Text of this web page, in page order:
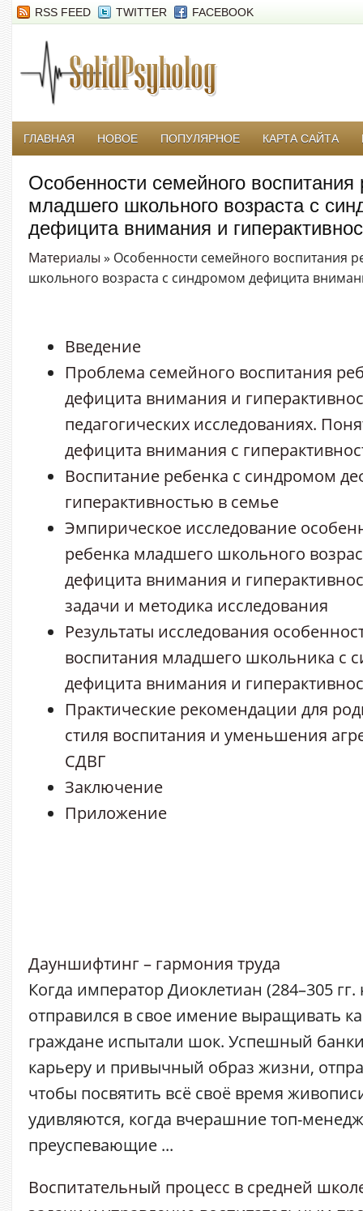
RSS FEED TWITTER FACEBOOK
ГЛАВНАЯ НОВОЕ ПОПУЛЯРНОЕ КАРТА САЙТА
Особенности семейного воспитания
младшего школьного возраста с
дефицита внимания и
Материалы » Особенности семейного воспитания
школьного возраста с синдромом дефицита
Введение
Проблема семейного воспитания
дефицита внимания и
педагогических исследованиях.
дефицита внимания с
Воспитание ребенка с синдромом
гиперактивностью в семье
Эмпирическое исследование
ребенка младшего школьного
дефицита внимания и
задачи и методика исследования
Результаты исследования
воспитания младшего школьника с
дефицита внимания и
Практические рекомендации для
стиля воспитания и уменьшения
СДВГ
Заключение
Приложение
Дауншифтинг – гармония труда
Когда император Диоклетиан (284–305 гг.
отправился в свое имение выращивать
граждане испытали шок. Успешный
карьеру и привычный образ жизни,
чтобы посвятить всё своё время
удивляются, когда вчерашние топ-
преуспевающие ...
Воспитательный процесс в средней